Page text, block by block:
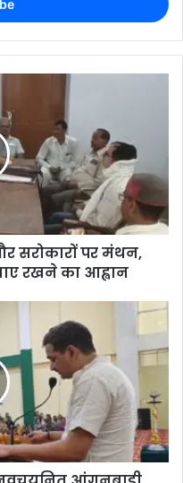
सरोकारों पर मंथन,
रखने का आह्वान